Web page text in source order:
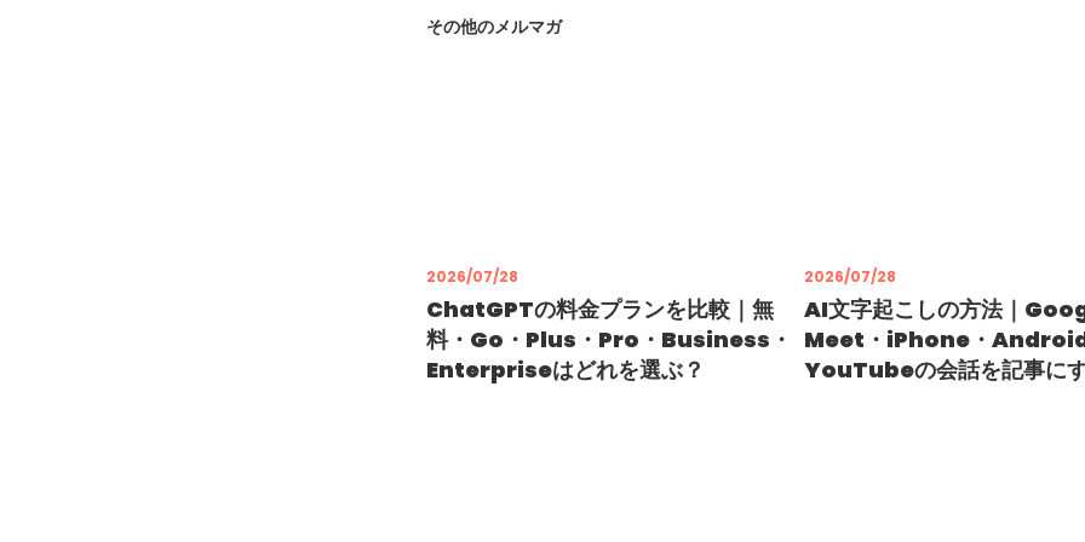
その他のメルマガ
2026/07/28
ChatGPTの料金プランを比較｜無
料・Go・Plus・Pro・Business・
Enterpriseはどれを選ぶ？
2026/07/28
AI文字起こしの方法｜
Meet・iPhone・Android
YouTubeの会話を記事に